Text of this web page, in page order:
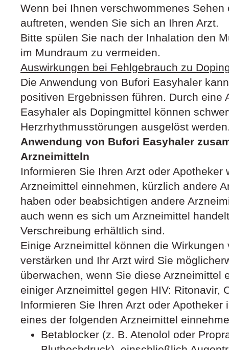
Wenn bei Ihnen verschwommenes
auftreten, wenden Sie sich an Ihren Arzt.
Bitte spülen Sie nach der Inhalation den
im Mundraum zu vermeiden.
Auswirkungen bei Fehlgebrauch zu
Die Anwendung von Bufori Easyhaler
positiven Ergebnissen führen. Durch eine
Easyhaler als Dopingmittel können
Herzrhythmusstörungen ausgelöst
Anwendung von Bufori Easyhaler
Arzneimitteln
Informieren Sie Ihren Arzt oder Apotheker
Arzneimittel einnehmen, kürzlich andere
haben oder beabsichtigen andere
auch wenn es sich um Arzneimittel
Verschreibung erhältlich sind.
Einige Arzneimittel können die
verstärken und Ihr Arzt wird Sie
überwachen, wenn Sie diese Arzneimittel
einiger Arzneimittel gegen HIV: Ritonavir,
Informieren Sie Ihren Arzt oder Apotheker
eines der folgenden Arzneimittel
Betablocker (z. B. Atenolol oder